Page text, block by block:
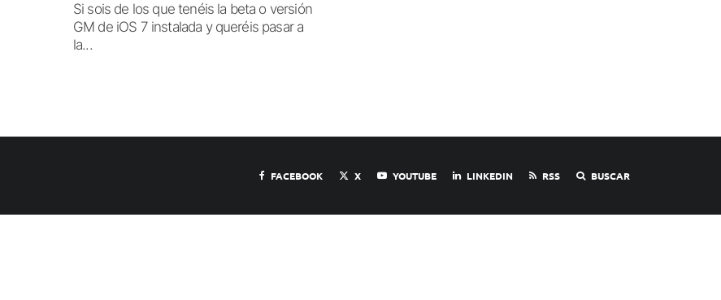
Si sois de los que tenéis la beta o versión
GM de iOS 7 instalada y queréis pasar a
la...
FACEBOOK X YOUTUBE LINKEDIN RSS BUSCAR